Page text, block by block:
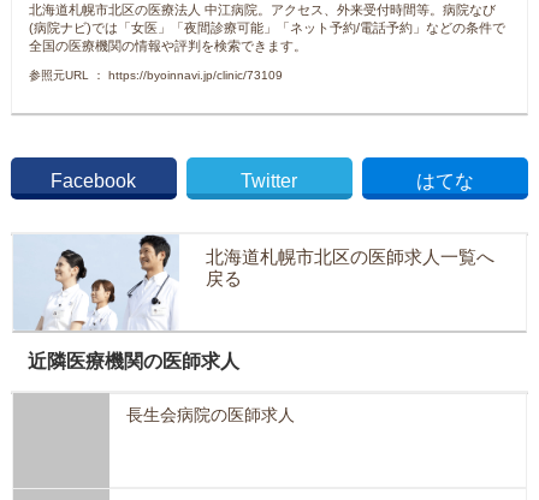
北海道札幌市北区の医療法人 中江病院。アクセス、外来受付時間等。病院なび
(病院ナビ)では「女医」「夜間診療可能」「ネット予約/電話予約」などの条件で
全国の医療機関の情報や評判を検索できます。
参照元URL ： https://byoinnavi.jp/clinic/73109
Facebook Twitter はてな
北海道札幌市北区の医師求人一覧へ
戻る
近隣医療機関の医師求人
長生会病院の医師求人